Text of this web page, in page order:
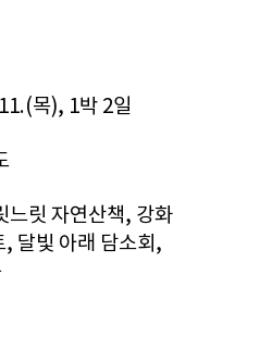
목), 1박 2일
느릿 자연산책, 강화
달빛 아래 담소회,